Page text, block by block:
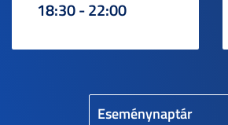
Eseménynaptár
18:30 - 22:00